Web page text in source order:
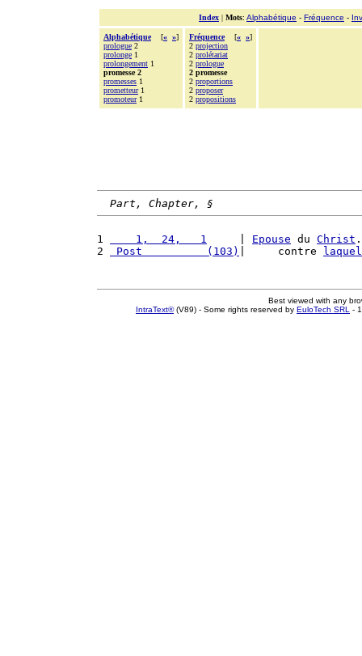
Index | Mots: Alphabétique - Fréquence -
Alphabétique [« »]
prologue 2
prolonge 1
prolongement 1
promesse 2
promesses 1
prometteur1
promoteur1
Fréquence [« »]
2 projection
2 prolétariat
2 prologue
2 promesse
2 proportions
2 proposer
2 propositions
Part, Chapter, §
1
    1,  24,   1
Epouse du Christ
2
Post          (103) |     contre
Best viewed with any
IntraText®(V89) - Some rights reserved by EuloTech SRL -